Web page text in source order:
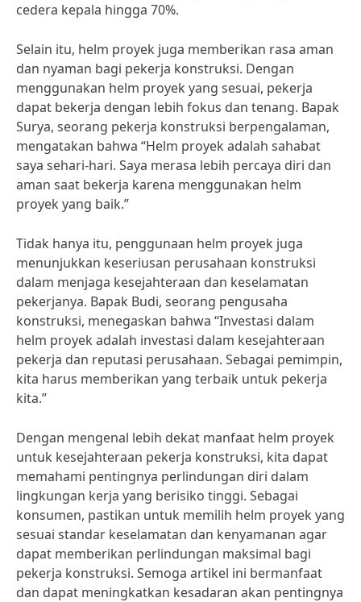
cedera kepala hingga 70%.
Selain itu, helm proyek juga memberikan rasa aman
dan nyaman bagi pekerja konstruksi. Dengan
menggunakan helm proyek yang sesuai, pekerja
dapat bekerja dengan lebih fokus dan tenang. Bapak
Surya, seorang pekerja konstruksi berpengalaman,
mengatakan bahwa “Helm proyek adalah sahabat
saya sehari-hari. Saya merasa lebih percaya diri dan
aman saat bekerja karena menggunakan helm
proyek yang baik.”
Tidak hanya itu, penggunaan helm proyek juga
menunjukkan keseriusan perusahaan konstruksi
dalam menjaga kesejahteraan dan keselamatan
pekerjanya. Bapak Budi, seorang pengusaha
konstruksi, menegaskan bahwa “Investasi dalam
helm proyek adalah investasi dalam kesejahteraan
pekerja dan reputasi perusahaan. Sebagai pemimpin,
kita harus memberikan yang terbaik untuk pekerja
kita.”
Dengan mengenal lebih dekat manfaat helm proyek
untuk kesejahteraan pekerja konstruksi, kita dapat
memahami pentingnya perlindungan diri dalam
lingkungan kerja yang berisiko tinggi. Sebagai
konsumen, pastikan untuk memilih helm proyek yang
sesuai standar keselamatan dan kenyamanan agar
dapat memberikan perlindungan maksimal bagi
pekerja konstruksi. Semoga artikel ini bermanfaat
dan dapat meningkatkan kesadaran akan pentingnya